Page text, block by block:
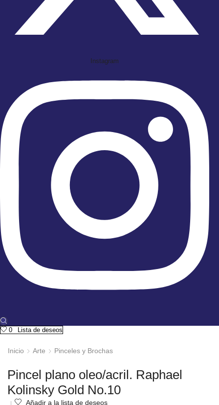
Instagram
0 Lista de deseos
Inicio Arte Pinceles y Brochas
Pincel plano oleo/acril. Raphael
Kolinsky Gold No.10
Añadir a la lista de deseos